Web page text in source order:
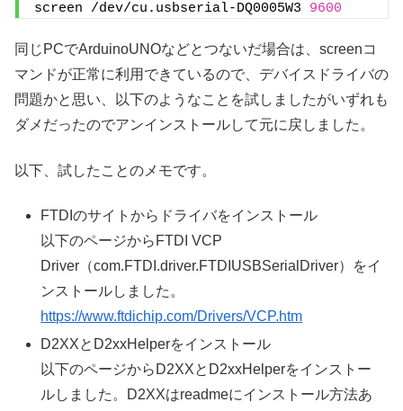
screen /dev/cu.usbserial-DQ0005W3 9600
同じPCでArduinoUNOなどとつないだ場合は、screenコ
マンドが正常に利用できているので、デバイスドライバの
問題かと思い、以下のようなことを試しましたがいずれも
ダメだったのでアンインストールして元に戻しました。
以下、試したことのメモです。
FTDIのサイトからドライバをインストール
以下のページからFTDI VCP
Driver（com.FTDI.driver.FTDIUSBSerialDriver）をイ
ンストールしました。
https://www.ftdichip.com/Drivers/VCP.htm
D2XXとD2xxHelperをインストール
以下のページからD2XXとD2xxHelperをインストー
ルしました。D2XXはreadmeにインストール方法あ